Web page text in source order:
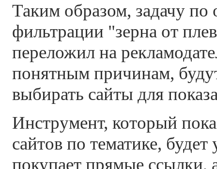
Таким образом, задачу по
фильтрации "зерна от
переложил на
понятным причинам,
выбирать сайты для
Инструмент, который
сайтов по тематике, будет
покупает прямые ссылки,